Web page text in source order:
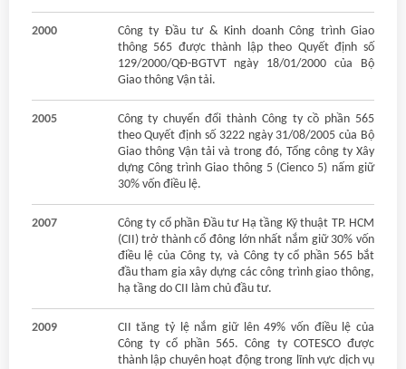
2000
Công ty Đầu tư & Kinh doanh Công trình Giao
thông 565 được thành lập theo Quyết định số
129/2000/QĐ-BGTVT ngày 18/01/2000 của Bộ
Giao thông Vận tải.
2005
Công ty chuyển đổi thành Công ty cồ phần 565
theo Quyết định số 3222 ngày 31/08/2005 của Bộ
Giao thông Vận tải và trong đó, Tổng công ty Xây
dựng Công trình Giao thông 5 (Cienco 5) nấm giữ
30% vốn điều lệ.
2007
Công ty cổ phần Đầu tư Hạ tầng Kỹ thuật TP. HCM
(CII) trở thành cổ đông lớn nhất nắm giữ 30% vốn
điều lệ của Công ty, và Công ty cổ phần 565 bắt
đầu tham gia xây dựng các công trình giao thông,
hạ tầng do CII làm chủ đầu tư.
2009
CII tăng tỷ lệ nắm giữ lên 49% vốn điều lệ của
Công ty cổ phần 565. Công ty COTESCO được
thành lập chuyên hoạt động trong lĩnh vực dịch vụ